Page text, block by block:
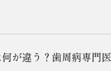
が違う？歯周病専門